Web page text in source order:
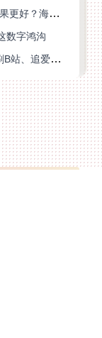
ChickCN VPN和当归VPN对比哪个回国效果更好？海外党亲测后选了它
数字鸿沟
Quickback和巨鲸好用吗？在海外深夜想刷B站、追爱奇艺的你，或许正需要这份答案